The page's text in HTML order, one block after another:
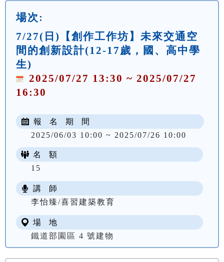
場次:
7/27(日)【創作工作坊】未來交通空
間的創新設計(12-17歲，國、高中學
生)
2025/07/27 13:30 ~ 2025/07/27
16:30
報 名 期 間
2025/06/03 10:00 ~ 2025/07/26 10:00
名 額
15
講 師
李怡臻/喜習建築教育
場 地
鐵道部園區 4 號建物